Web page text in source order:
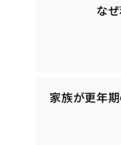
な
家族が更年